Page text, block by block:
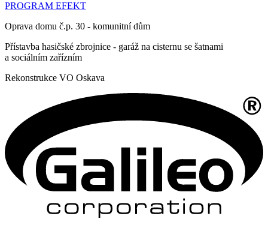
PROGRAM EFEKT
Oprava domu č.p. 30 - komunitní dům
Přístavba hasičské zbrojnice - garáž na cisternu se šatnami
a sociálním zařízním
Rekonstrukce VO Oskava